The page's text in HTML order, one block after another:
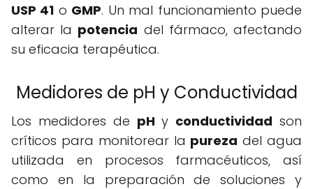
USP 41 o GMP. Un mal funcionamiento puede
alterar la potencia del fármaco, afectando
su eficacia terapéutica.
Medidores de pH y Conductividad
Los medidores de pH y conductividad son
críticos para monitorear la pureza del agua
utilizada en procesos farmacéuticos, así
como en la preparación de soluciones y